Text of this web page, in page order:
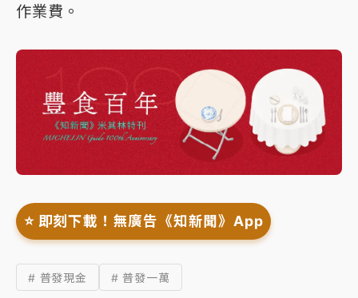
作業費。
⭐️ 即刻下載！無廣告《知新聞》App
# 普發現金 # 普發一萬